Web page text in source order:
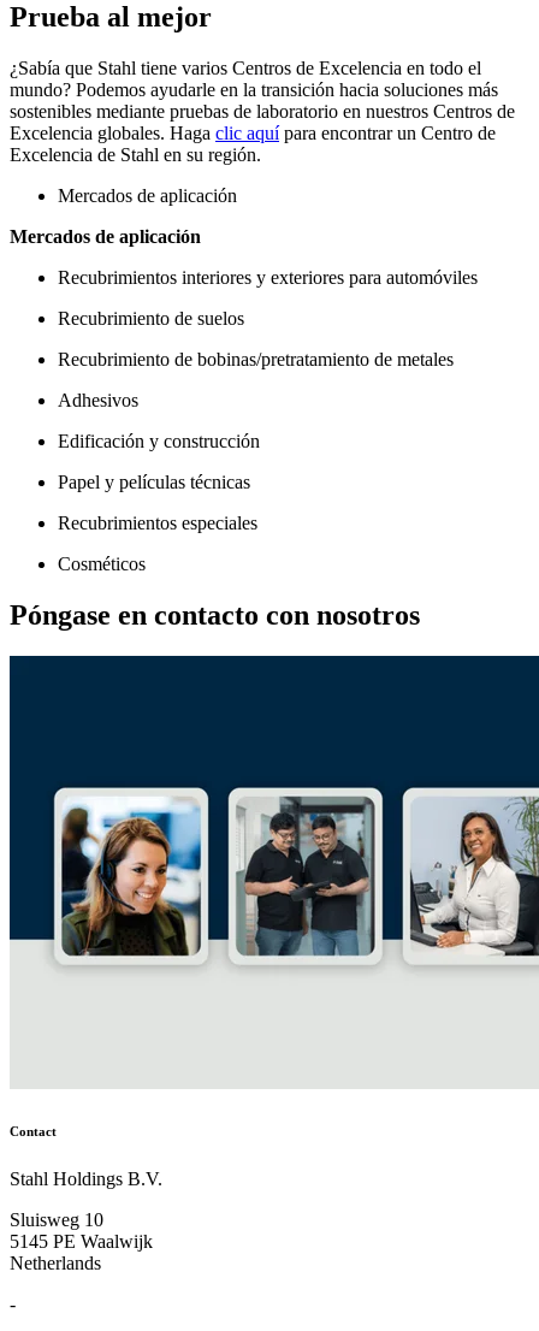
Prueba al mejor
¿Sabía que Stahl tiene varios Centros de Excelencia en todo el
mundo? Podemos ayudarle en la transición hacia soluciones más
sostenibles mediante pruebas de laboratorio en nuestros Centros de
Excelencia globales. Haga clic aquípara encontrar un Centro de
Excelencia de Stahl en su región.
Mercados de aplicación
Mercados de aplicación
Recubrimientos interiores y exteriores para automóviles
Recubrimiento de suelos
Recubrimiento de bobinas/pretratamiento de metales
Adhesivos
Edificación y construcción
Papel y películas técnicas
Recubrimientos especiales
Cosméticos
Póngase en contacto con nosotros
Contact
Stahl Holdings B.V.
Sluisweg 10
5145 PE Waalwijk
Netherlands
-